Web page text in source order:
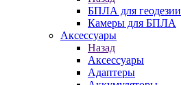
БПЛА для геодезии
Камеры для БПЛА
Аксессуары
Назад
Аксессуары
Адаптеры